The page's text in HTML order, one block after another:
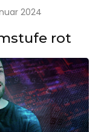
Produktion
2024
rot